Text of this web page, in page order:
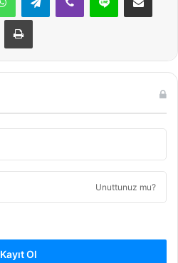
Yazdır
Unuttunuz mu?
Kayıt Ol